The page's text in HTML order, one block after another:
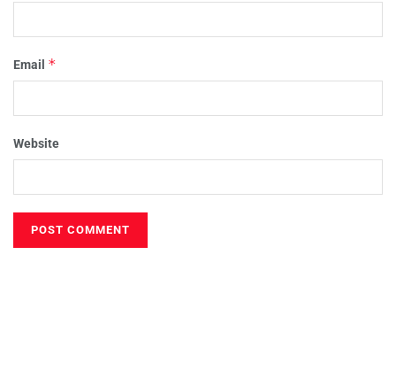
Email *
Website